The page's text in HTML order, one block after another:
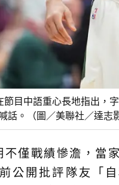
目中語重心長地指出，
話。（圖／美聯社／達志
僅戰績慘澹，當
公開批評隊友「